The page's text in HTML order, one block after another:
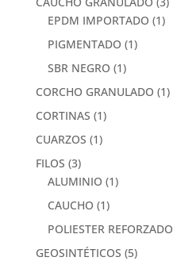
EPDM IMPORTADO (1)
PIGMENTADO (1)
SBR NEGRO (1)
CORCHO GRANULADO (1)
CORTINAS (1)
CUARZOS (1)
FILOS (3)
ALUMINIO (1)
CAUCHO (1)
POLIESTER REFORZADO
GEOSINTÉTICOS (5)